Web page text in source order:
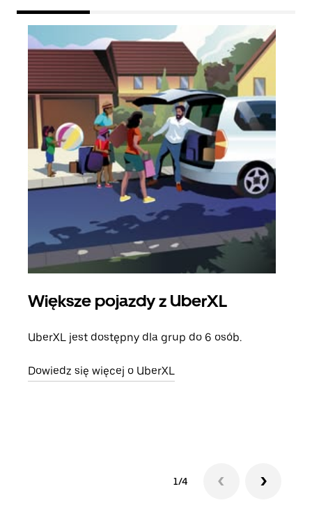
Większe pojazdy z UberXL
UberXL jest dostępny dla grup do 6 osób.
Dowiedz się więcej o UberXL
1/4